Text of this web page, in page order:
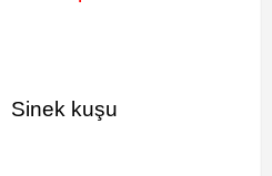
Sinek kuşu